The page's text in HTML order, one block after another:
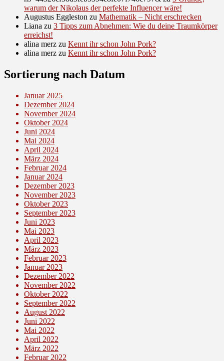
warum der Nikolaus der perfekte Influencer wäre!
Augustus Eggleston zu Mathematik – Nicht erschrecken
Liana zu 3 Tipps zum Abnehmen: Wie du deine Traumkörper
erreichst!
alina merz zu Kennt ihr schon John Pork?
alina merz zu Kennt ihr schon John Pork?
Sortierung nach Datum
Januar 2025
Dezember 2024
November 2024
Oktober 2024
Juni 2024
Mai 2024
April 2024
März 2024
Februar 2024
Januar 2024
Dezember 2023
November 2023
Oktober 2023
September 2023
Juni 2023
Mai 2023
April 2023
März 2023
Februar 2023
Januar 2023
Dezember 2022
November 2022
Oktober 2022
September 2022
August 2022
Juni 2022
Mai 2022
April 2022
März 2022
Februar 2022